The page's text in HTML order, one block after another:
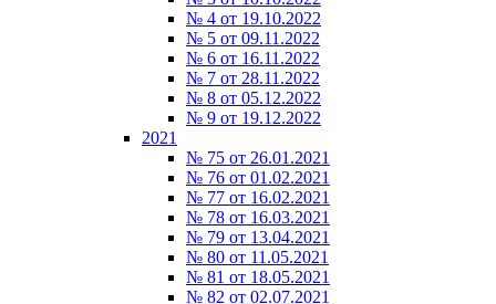
№ 4 от 19.10.2022
№ 5 от 09.11.2022
№ 6 от 16.11.2022
№ 7 от 28.11.2022
№ 8 от 05.12.2022
№ 9 от 19.12.2022
2021
№ 75 от 26.01.2021
№ 76 от 01.02.2021
№ 77 от 16.02.2021
№ 78 от 16.03.2021
№ 79 от 13.04.2021
№ 80 от 11.05.2021
№ 81 от 18.05.2021
№ 82 от 02.07.2021